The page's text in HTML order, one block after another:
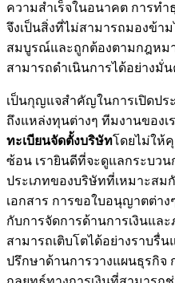
ความสำเร็จในอนาคต การท
จึงเป็นสิ่งที่ไม่สามารถมองข้า
สมบูรณ์และถูกต้องตามกฎหม
สามารถดำเนินการได้อย่างมั่
เป็นกุญแจสำคัญในการเปิดปร
ถึงแหล่งทุนต่างๆ ทีมงานของ
ทะเบียนจัดตั้งบริษัทโดยไม่ให้
ซ้อน เรายินดีที่จะดูแลกระบว
ประเภทของบริษัทที่เหมาะสม
เอกสาร การขอใบอนุญาตต่าง
กับการจัดการด้านการเงินแล
สามารถเติบโตได้อย่างราบรื่
ปรึกษาด้านการวางแผนธุรกิจ